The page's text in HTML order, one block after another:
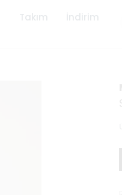
Takım İndirim